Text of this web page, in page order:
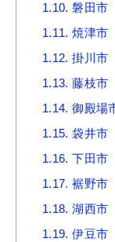
1.10. 磐田市
1.11. 焼津市
1.12. 掛川市
1.13. 藤枝市
1.14. 御殿場
1.15. 袋井市
1.16. 下田市
1.17. 裾野市
1.18. 湖西市
1.19. 伊豆市